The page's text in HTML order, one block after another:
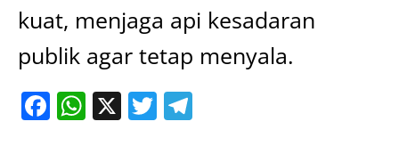
kuat, menjaga api kesadaran
publik agar tetap menyala.
Facebook
WhatsApp
X Twitter